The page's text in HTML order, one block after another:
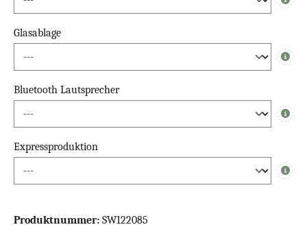
Info
Glasablage
Info
Bluetooth Lautsprecher
Info
Expressproduktion
Info
Produktnummer: SW122085